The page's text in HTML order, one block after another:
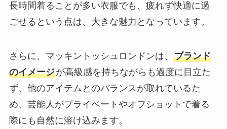
長時間着ることが多い衣服でも、疲れず快適に過
ごせるという点は、大きな魅力となっています。
さらに、マッキントッシュロンドンは、 ブランド
のイメージが高級感を持ちながらも過度に目立た
ず、他のアイテムとのバランスが取れているた
め、芸能人がプライベートやオフショットで着る
際にも自然に溶け込みます。